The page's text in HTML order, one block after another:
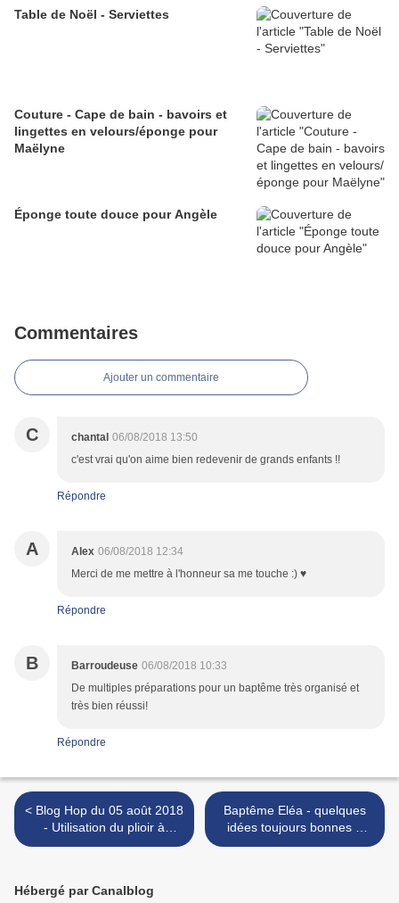
Table de Noël - Serviettes
Couture - Cape de bain - bavoirs et
lingettes en velours/éponge pour
Maëlyne
Éponge toute douce pour Angèle
Commentaires
Ajouter un commentaire
C chantal 06/08/2018 13:50
c'est vrai qu'on aime bien redevenir de grands enfants !!
Répondre
A Alex 06/08/2018 12:34
Merci de me mettre à l'honneur sa me touche :) ♥️
Répondre
B Barroudeuse 06/08/2018 10:33
De multiples préparations pour un baptême très organisé et
très bien réussi!
Répondre
< Blog Hop du 05 août 2018
- Utilisation du plioir à
gaufrage "Tufté"
Baptême Eléa - quelques
idées toujours bonnes à
prendre... >
Hébergé par Canalblog